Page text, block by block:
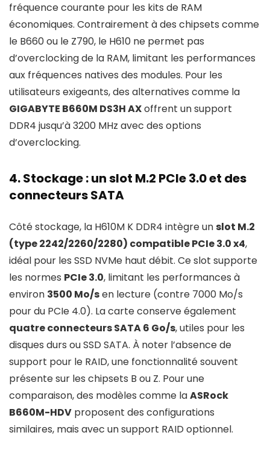
fréquence courante pour les kits de RAM
économiques. Contrairement à des chipsets comme
le B660 ou le Z790, le H610 ne permet pas
d’overclocking de la RAM, limitant les performances
aux fréquences natives des modules. Pour les
utilisateurs exigeants, des alternatives comme la
GIGABYTE B660M DS3H AXoffrent un support
DDR4 jusqu’à 3200 MHz avec des options
d’overclocking.
4. Stockage : un slot M.2 PCIe 3.0 et des
connecteurs SATA
Côté stockage, la H610M K DDR4 intègre unslot M.2
(type 2242/2260/2280) compatible PCIe 3.0 x4,
idéal pour les SSD NVMe haut débit. Ce slot supporte
les normes PCIe 3.0, limitant les performances à
environ 3500 Mo/sen lecture (contre 7000 Mo/s
pour du PCIe 4.0). La carte conserve également
quatre connecteurs SATA 6 Go/s, utiles pour les
disques durs ou SSD SATA. À noter l’absence de
support pour le RAID, une fonctionnalité souvent
présente sur les chipsets B ou Z. Pour une
comparaison, des modèles comme laASRock
B660M-HDV proposent des configurations
similaires, mais avec un support RAID optionnel.